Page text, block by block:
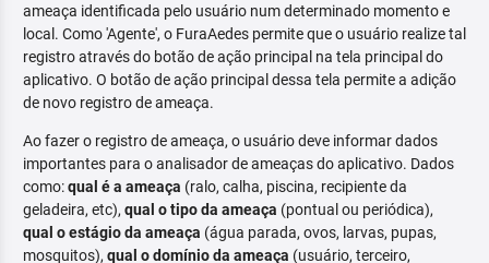
ameaça identificada pelo usuário num determinado momento e
local. Como 'Agente', o FuraAedes permite que o usuário realize tal
registro através do botão de ação principal na tela principal do
aplicativo. O botão de ação principal dessa tela permite a adição
de novo registro de ameaça.
Ao fazer o registro de ameaça, o usuário deve informar dados
importantes para o analisador de ameaças do aplicativo. Dados
como:qual é a ameaça (ralo, calha, piscina, recipiente da
geladeira, etc), qual o tipo da ameaça (pontual ou periódica),
qual o estágio da ameaça (água parada, ovos, larvas, pupas,
mosquitos), qual o domínio da ameaça (usuário, terceiro,